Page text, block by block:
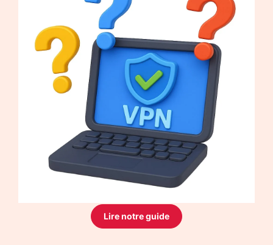
Lire notre guide